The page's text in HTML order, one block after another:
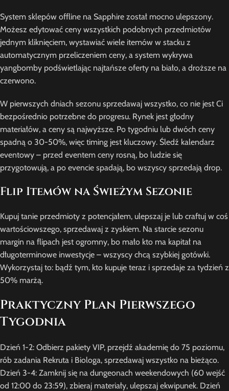
System sklepów offline na Sapphire został mocno ulepszony.
Możesz edytować ceny wszystkich podobnych przedmiotów
jednym kliknięciem, wystawiać wiele itemów w stacku z
automatycznym przeliczeniem ceny, a system wykrywa
yangbomby podświetlając najtańsze oferty na biało, a droższe na
czerwono.
W pierwszych dniach sezonu sprzedawaj wszystko, co nie jest Ci
bezpośrednio potrzebne do progresu. Rynek jest głodny
materiałów, a ceny są najwyższe. Po tygodniu lub dwóch ceny
spadną o 30-50%, więc timing jest kluczowy. Śledź kalendarz
eventowy – przed eventem ceny rosną, bo ludzie się
przygotowują, a po evencie spadają, bo wszyscy sprzedają drop.
Flip Itemów na Świeżym Sezonie
Kupuj tanie przedmioty z potencjałem, ulepszaj je lub craftuj w coś
wartościowszego, sprzedawaj z zyskiem. Na starcie sezonu
margin na flipach jest ogromny, bo mało kto ma kapitał na
długoterminowe inwestycje – wszyscy chcą szybkiej gotówki.
Wykorzystaj to: bądź tym, kto kupuje teraz i sprzedaje za tydzień z
50% marżą.
Praktyczny Plan Pierwszego
Tygodnia
Dzień 1-2: Odbierz pakiety VIP, przejdź akademię do 75 poziomu,
rób zadania Rekruta i Biologa, sprzedawaj wszystko na bieżąco.
Dzień 3-4: Zamknij się na dungeonach weekendowych (60 wejść
od 12:00 do 23:59), zbieraj materiały, ulepszaj ekwipunek. Dzień